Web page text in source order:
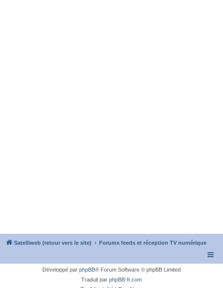
Satelliweb (retour vers le site) Forums feeds et réception TV numérique
Développé par phpBB® Forum Software © phpBB Limited
Traduit par phpBB-fr.com